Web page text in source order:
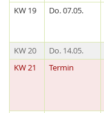
Lab Dresden
KW 19
Do. 07.05.
KW 20
Do. 14.05.
KW 21
Termin